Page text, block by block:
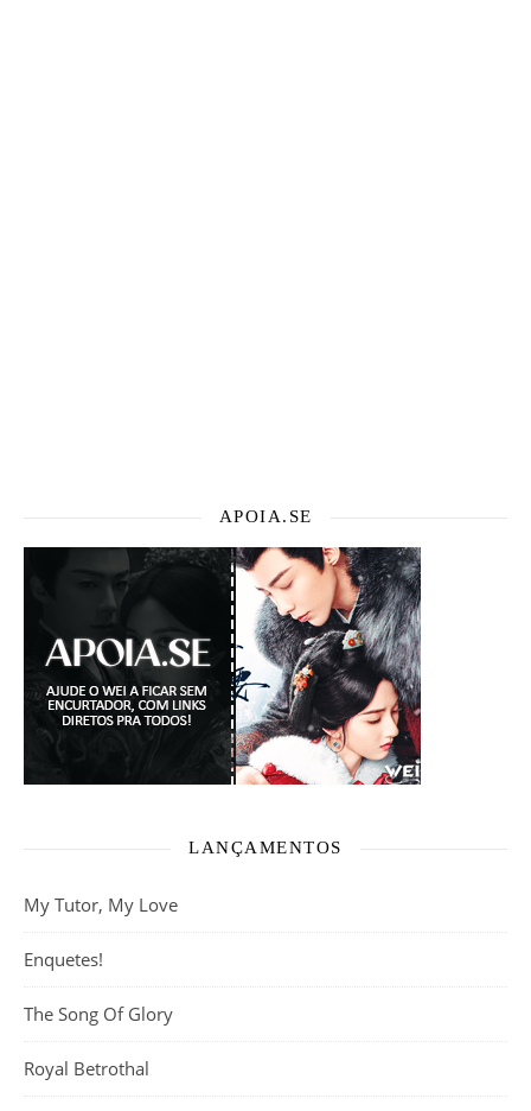
APOIA.SE
LANÇAMENTOS
My Tutor, My Love
Enquetes!
The Song Of Glory
Royal Betrothal